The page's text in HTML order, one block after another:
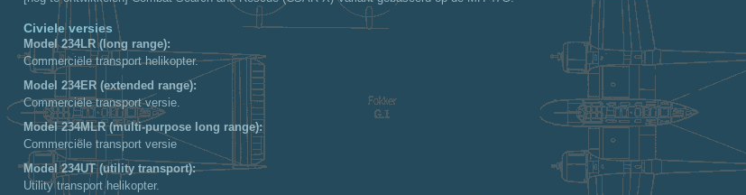
Civiele versies
Model 234LR (long range):
Commerciële transport helikopter.
Model 234ER (extended range):
Commerciële transport versie.
Model 234MLR (multi-purpose long range):
Commerciële transport versie
Model 234UT (utility transport):
Utility transport helikopter.